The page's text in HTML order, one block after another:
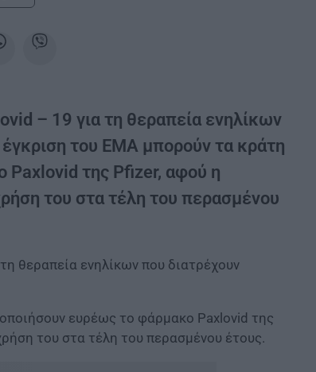
– 19 για τη θεραπεία ενηλίκων
του ΕΜΑ μπορούν τα κράτη
Paxlovid της Pfizer, αφού η
του στα τέλη του περασμένου
θεραπεία ενηλίκων που διατρέχουν
ευρέως το φάρμακο Paxlovid της
του στα τέλη του περασμένου έτους.